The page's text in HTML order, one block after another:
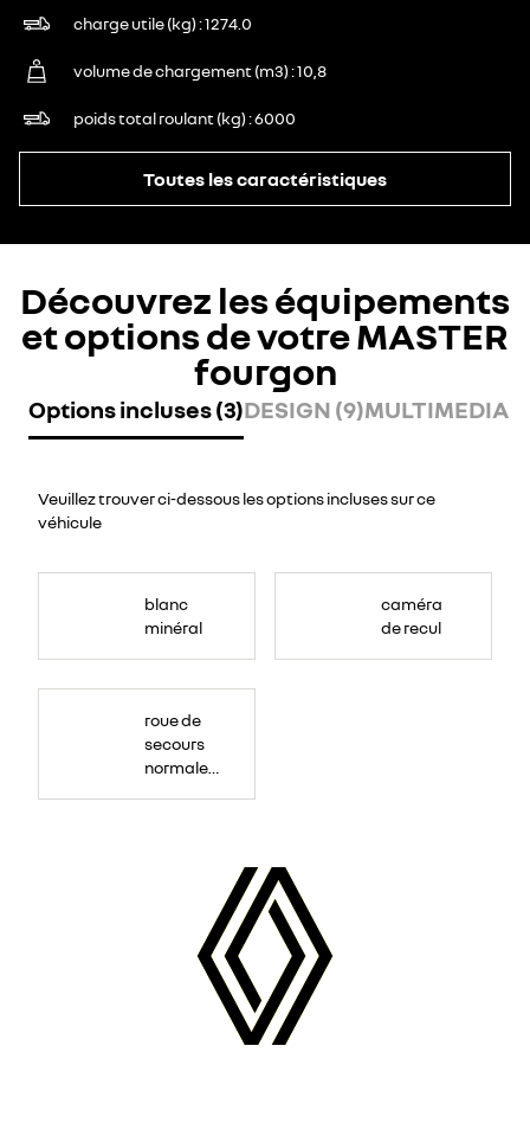
charge utile (kg) 1274.0
volume de chargement (m3) 10,8
poids total roulant (kg) 6000
Toutes les caractéristiques
Découvrez les équipements
et options de votre MASTER
fourgon
Options incluses (3)DESIGN (9)MULTIMEDIA
Veuillez trouver ci-dessous les options incluses sur ce
véhicule
blanc
minéral
caméra
de recul
roue de
secours
normale